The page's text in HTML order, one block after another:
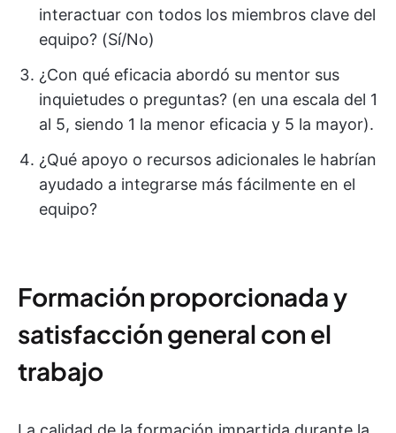
interactuar con todos los miembros clave del
equipo? (Sí/No)
¿Con qué eficacia abordó su mentor sus
inquietudes o preguntas? (en una escala del 1
al 5, siendo 1 la menor eficacia y 5 la mayor).
¿Qué apoyo o recursos adicionales le habrían
ayudado a integrarse más fácilmente en el
equipo?
Formación proporcionada y
satisfacción general con el
trabajo